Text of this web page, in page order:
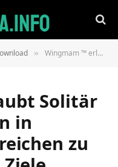
» Wingmam ™ erlaubt Solitär Männer & Frauen in Vancouver zu erreichen zu ihren Beziehung Ziele
Solitär
in
zu